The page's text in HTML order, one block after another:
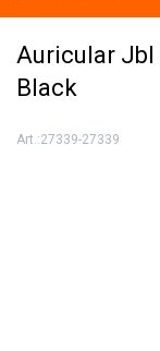
Auricular Jbl
Black
27339-27339